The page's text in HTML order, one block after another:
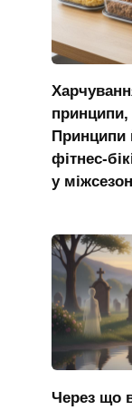
принципи,
Принципи
фітнес-
у
Через що